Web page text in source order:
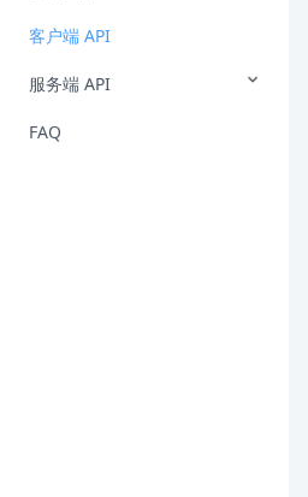
客户端 API
服务端 API
FAQ